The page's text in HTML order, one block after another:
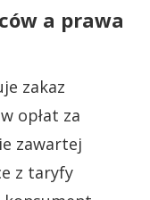
a prawa
zakaz
opłat za
zawartej
z taryfy